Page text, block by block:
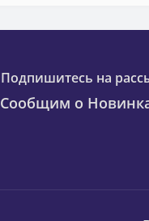
Подпишитесь на
Сообщим о